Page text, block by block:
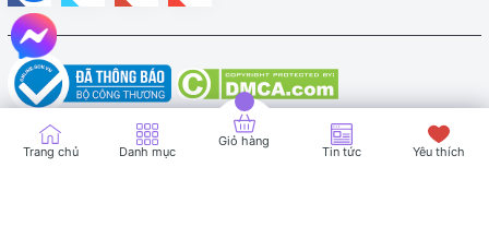
Bản quyền thuộc về TRANG ANH BABY STORE |Cung cấp bởiSapo
Trang chủ Danh mục
Giỏ hàng
Tin tức Yêu thích